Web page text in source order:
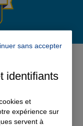
0
mois
pour le
sans accepter
identifiants
et
expérience sur
servent à